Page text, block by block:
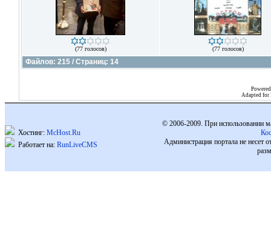
(77 голосов) (77 голосов)
Файлов: 215 / Страниц: 14
Adapted for
Хостинг: McHost.Ru
Работает на: RunLiveCMS
© 2006-2009. При использовании
Администрация портала не несет